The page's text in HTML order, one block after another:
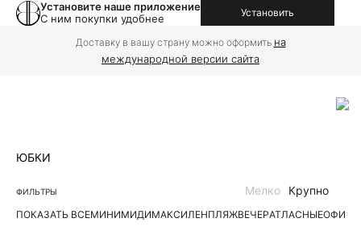
Установите наше приложение
С ним покупки удобнее
Установить
Доставку в вашу страну можно оформить на
международной версии сайта
ЮБКИ
ФИЛЬТРЫ
ПОКАЗАТЬ ВСЕМИНИМИДИМАКСИЛЕНПЛЯЖВЕЧЕРАТЛАСНЫЕОФИС
Мелко Крупно